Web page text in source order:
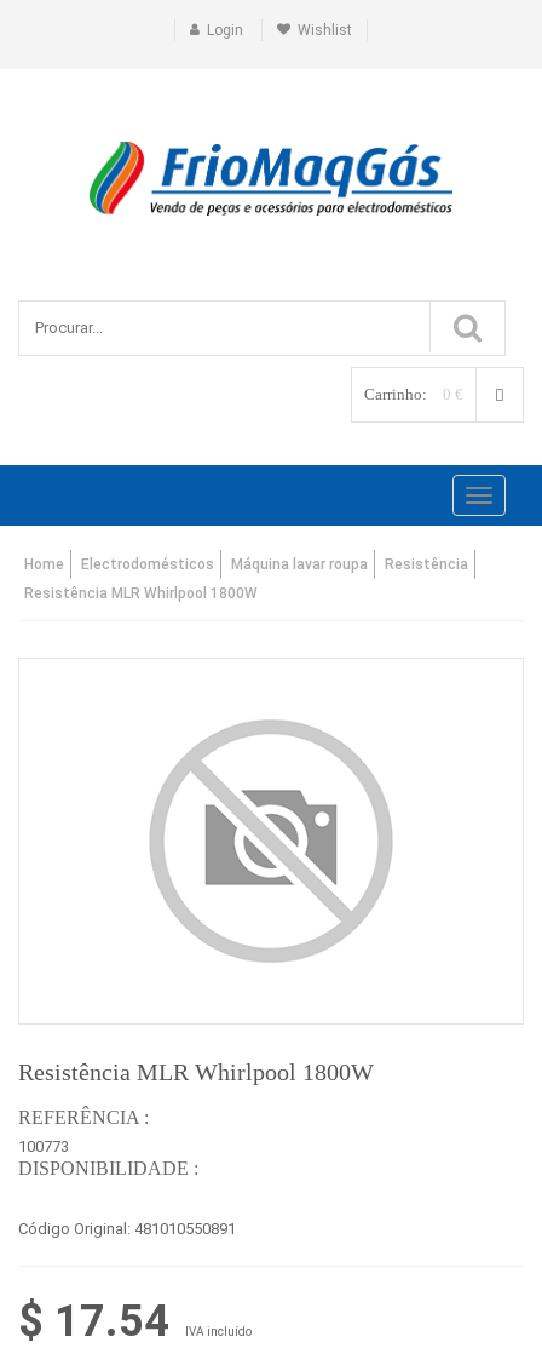
Login Wishlist
Carrinho: 0 €
Toggle
Home Electrodomésticos Máquina lavar roupa
Resistência
Resistência MLR Whirlpool 1800W
Resistência MLR Whirlpool 1800W
REFERÊNCIA :
100773
DISPONIBILIDADE :
Código Original: 481010550891
$ 17.54 IVA incluído